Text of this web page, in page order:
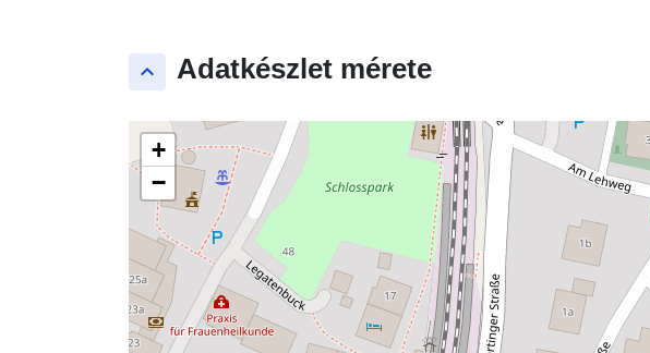
keyboard_arrow_up Adatkészlet mérete
+
−